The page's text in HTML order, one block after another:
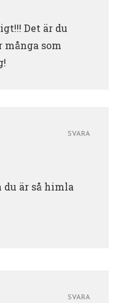
Det är du
som
är så himla
SVARA
SVARA